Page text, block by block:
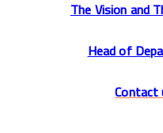
The Vision and
Head of
Contact